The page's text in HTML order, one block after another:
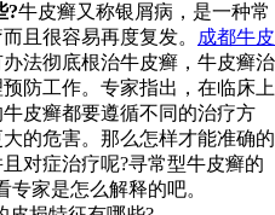
?牛皮癣又称银屑病，是一种常
且很容易再度复发。
成都牛皮
法彻底根治牛皮癣，牛皮癣治
防工作。专家指出，在临床上
皮癣都要遵循不同的治疗方
的危害。那么怎样才能准确的
对症治疗呢?寻常型牛皮癣的
专家是怎么解释的吧。